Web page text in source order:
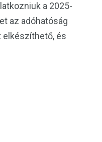
a 2025-
az adóhatóság
elkészíthető, és